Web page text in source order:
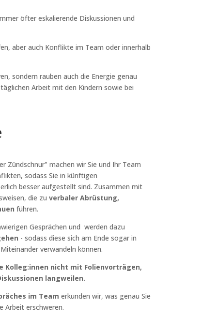
öfter eskalierende Diskussionen und
aber auch Konflikte im Team oder innerhalb
sondern rauben auch die Energie genau
Arbeit mit den Kindern sowie bei
Zündschnur" machen wir Sie und Ihr Team
sodass Sie in künftigen
besser aufgestellt sind. Zusammen mit
die zuverbaler Abrüstung,
führen.
Gesprächen und werden dazu
- sodass diese sich am Ende sogar in
verwandeln können.
Kolleg:innen nicht mit Folienvorträgen,
langweilen.
im Team erkunden wir, was genau Sie
Arbeit erschweren.